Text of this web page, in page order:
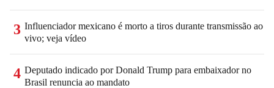
3 Influenciador mexicano é morto a tiros durante transmissão ao
vivo; veja vídeo
4 Deputado indicado por Donald Trump para embaixador no
Brasil renuncia ao mandato